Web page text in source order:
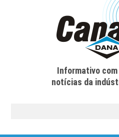
Informativo
notícias da